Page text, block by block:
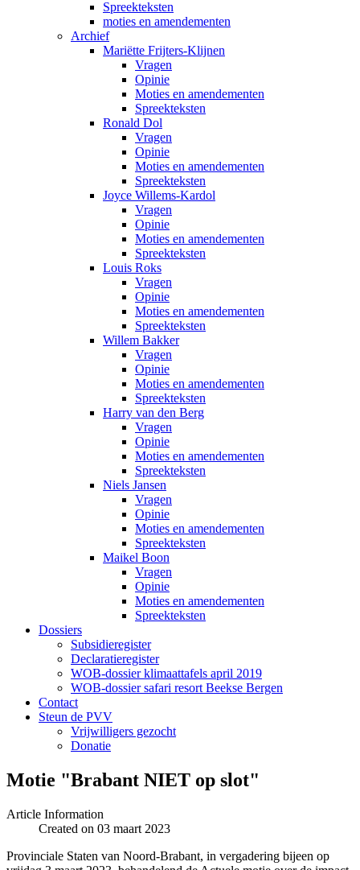
Spreekteksten
moties en amendementen
Archief
Mariëtte Frijters-Klijnen
Vragen
Opinie
Moties en amendementen
Spreekteksten
Ronald Dol
Vragen
Opinie
Moties en amendementen
Spreekteksten
Joyce Willems-Kardol
Vragen
Opinie
Moties en amendementen
Spreekteksten
Louis Roks
Vragen
Opinie
Moties en amendementen
Spreekteksten
Willem Bakker
Vragen
Opinie
Moties en amendementen
Spreekteksten
Harry van den Berg
Vragen
Opinie
Moties en amendementen
Spreekteksten
Niels Jansen
Vragen
Opinie
Moties en amendementen
Spreekteksten
Maikel Boon
Vragen
Opinie
Moties en amendementen
Spreekteksten
Dossiers
Subsidieregister
Declaratieregister
WOB-dossier klimaattafels april 2019
WOB-dossier safari resort Beekse Bergen
Contact
Steun de PVV
Vrijwilligers gezocht
Donatie
Motie "Brabant NIET op slot"
Article Information
Created on 03 maart 2023
Provinciale Staten van Noord-Brabant, in vergadering bijeen op